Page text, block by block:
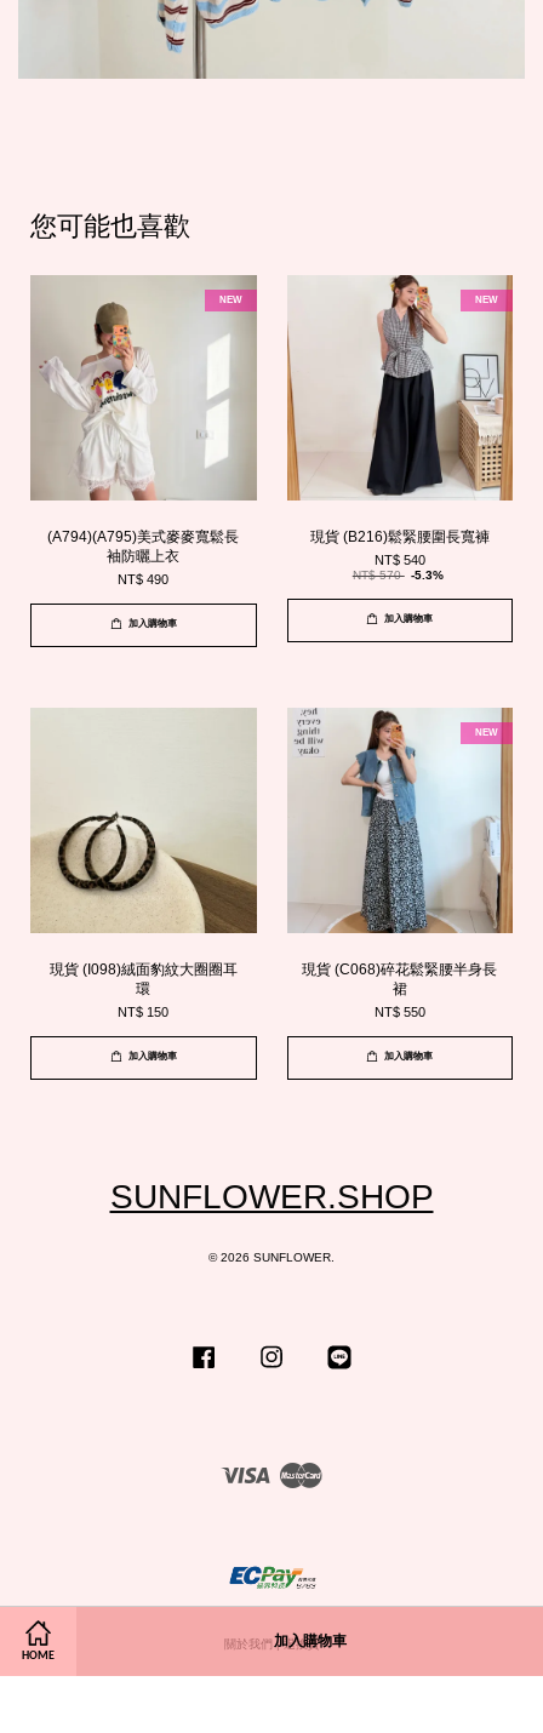
HOME
加入購物車
您可能也喜歡
NEW
(A794)(A795)美式麥麥寬鬆長
袖防曬上衣
NT$ 490
加入購物車
NEW
現貨 (B216)鬆緊腰圍長寬褲
NT$ 540
NT$ 570 -5.3%
加入購物車
現貨 (I098)絨面豹紋大圈圈耳
環
NT$ 150
加入購物車
NEW
現貨 (C068)碎花鬆緊腰半身長
裙
NT$ 550
加入購物車
SUNFLOWER.SHOP
© 2026 SUNFLOWER.
Facebook Instagram
Visa
關於我們 |退換貨